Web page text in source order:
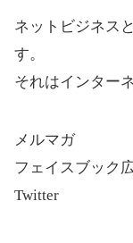
ネットビジネス
す。
それはインター
メルマガ
フェイスブック
Twitter